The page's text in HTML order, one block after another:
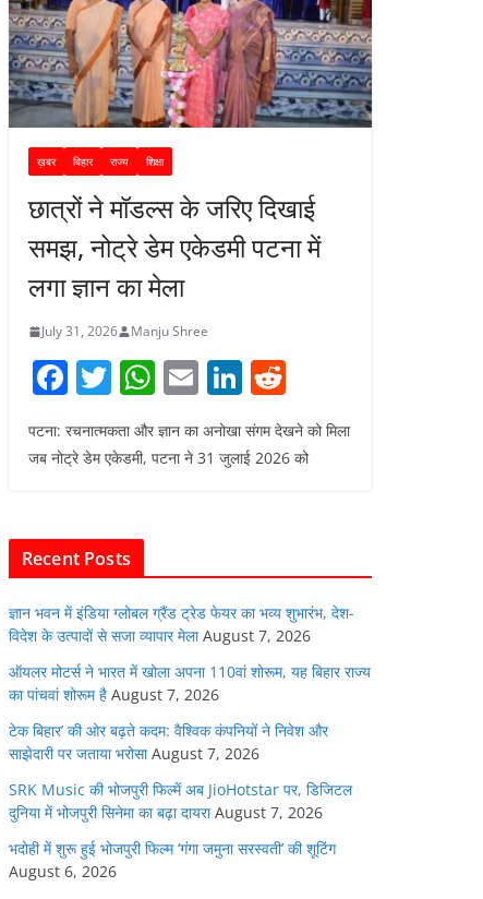
ख़बर बिहार राज्य शिक्षा
छात्रों ने मॉडल्स के जरिए दिखाई
समझ, नोट्रे डेम एकेडमी पटना में
लगा ज्ञान का मेला
July 31, 2026 Manju Shree
F
c
e
o
o
k
T
itt
W
at
p
E
m
ai
Li
n
k
e
e
d
पटना: रचनात्मकता और ज्ञान का अनोखा संगम देखने को मिला
जब नोट्रे डेम एकेडमी, पटना ने 31 जुलाई 2026 को
Recent Posts
ज्ञान भवन में इंडिया ग्लोबल ग्रैंड ट्रेड फेयर का भव्य शुभारंभ, देश-
विदेश के उत्पादों से सजा व्यापार मेला August 7, 2026
ऑयलर मोटर्स ने भारत में खोला अपना 110वां शोरूम, यह बिहार राज्य
का पांचवां शोरूम है August 7, 2026
टेक बिहार’ की ओर बढ़ते कदम: वैश्विक कंपनियों ने निवेश और
साझेदारी पर जताया भरोसा August 7, 2026
SRK Music की भोजपुरी फिल्में अब JioHotstar पर, डिजिटल
दुनिया में भोजपुरी सिनेमा का बढ़ा दायरा August 7, 2026
भदोही में शुरू हुई भोजपुरी फिल्म ‘गंगा जमुना सरस्वती’ की शूटिंग
August 6, 2026